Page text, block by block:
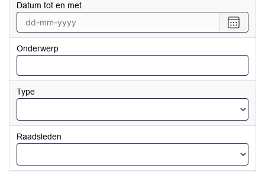
vanaf
Datum tot en met
een
tot
met
Onderwerp
Type
Raadsleden